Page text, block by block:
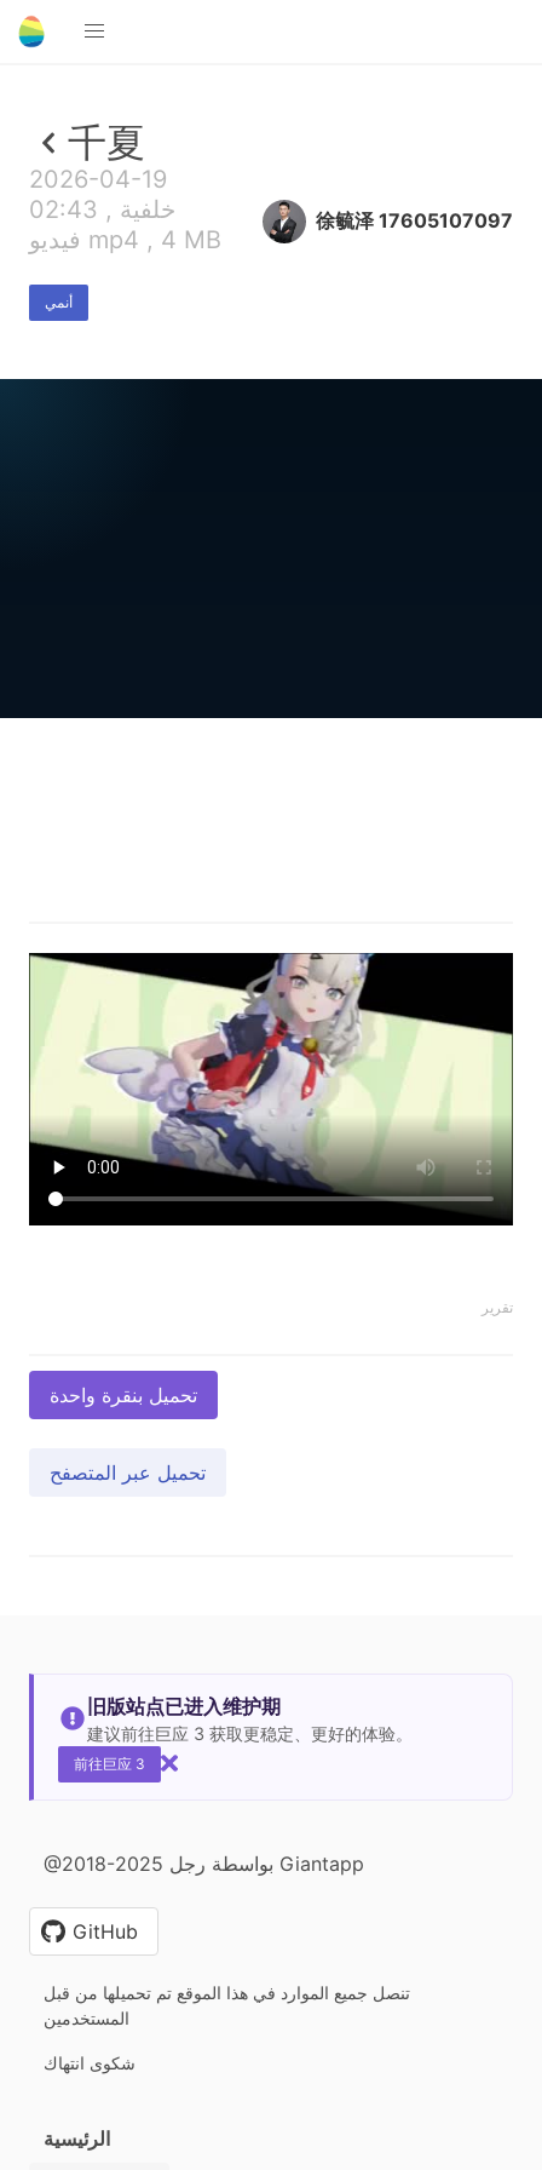
千夏
2026-04-19
02:43 , خلفية
فيديو mp4 , 4 MB
أنمي
徐毓泽 17605107097
تقرير
تحميل بنقرة واحدة
تحميل عبر المتصفح
旧版站点已进入维护期
建议前往巨应 3 获取更稳定、更好的体验。
前往巨应 3
@2018-2025 بواسطة رجل Giantapp
GitHub
تنصل جميع الموارد في هذا الموقع تم تحميلها من قبل
المستخدمين
شكوى انتهاك
الرئيسية